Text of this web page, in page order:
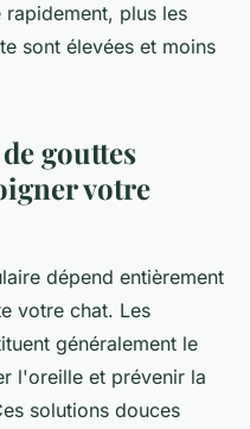
plus les
sont élevées et moins
gouttes
votre
dépend entièrement
votre chat. Les
généralement le
l'oreille et prévenir la
solutions douces